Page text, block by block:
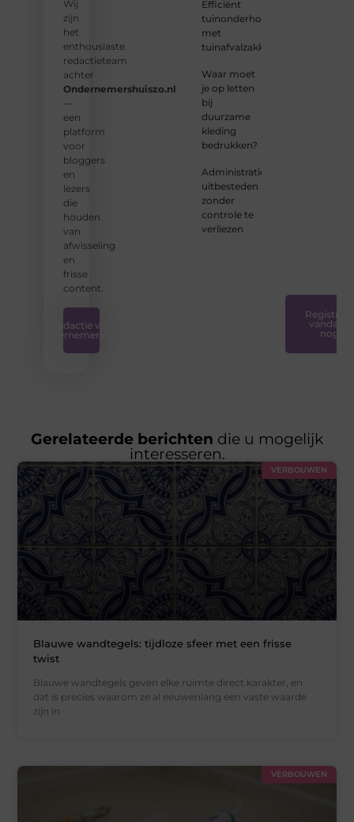
Wij
zijn
het
enthousiaste
redactieteam
achter
Ondernemershuiszo.nl
—
een
platform
voor
bloggers
en
lezers
die
houden
van
afwisseling
en
frisse
content.
Redactie van
Ondernemershuis
Efficiënt
tuinonderhoud
met
tuinafvalzakken
Waar moet
je op letten
bij
duurzame
kleding
bedrukken?
Administratie
uitbesteden
zonder
controle te
verliezen
Registreer
vandaag
nog
Gerelateerde berichten die u mogelijk
interesseren.
VERBOUWEN
Blauwe wandtegels: tijdloze sfeer met een frisse
twist
Blauwe wandtegels geven elke ruimte direct karakter, en
dat is precies waarom ze al eeuwenlang een vaste waarde
zijn in
VERBOUWEN